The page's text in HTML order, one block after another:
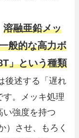
溶融亜鉛メッ
般的な高力ボ
」という種類
後述する「遅れ
す。メッキ処理
い強度を持つ
）させ、もろく